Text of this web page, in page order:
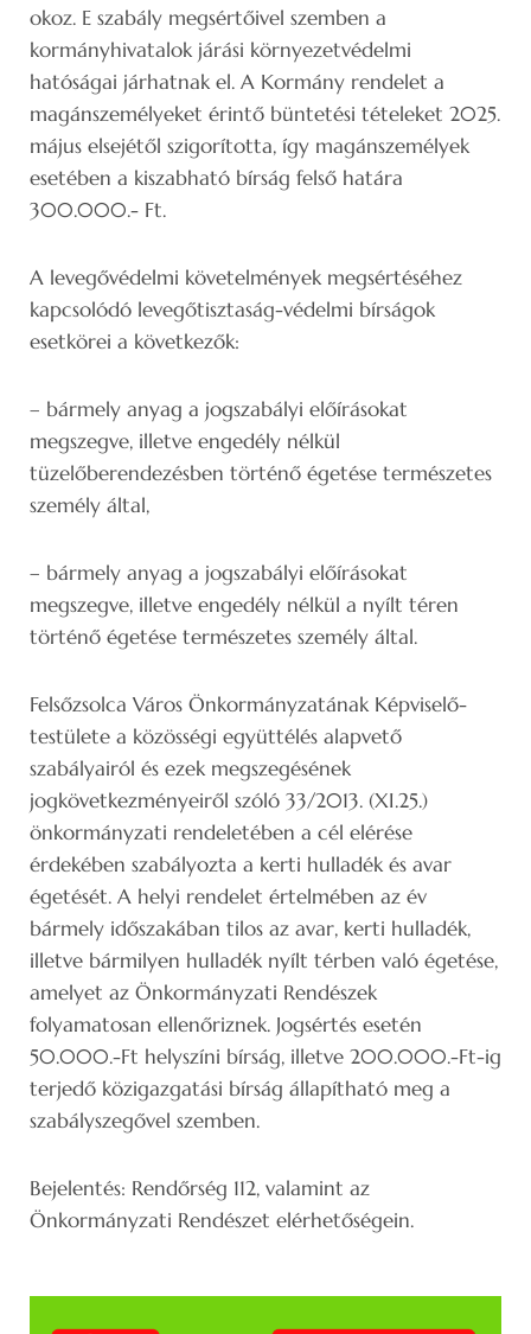
okoz. E szabály megsértőivel szemben a
kormányhivatalok járási környezetvédelmi
hatóságai járhatnak el. A Kormány rendelet a
magánszemélyeket érintő büntetési tételeket 2025.
május elsejétől szigorította, így magánszemélyek
esetében a kiszabható bírság felső határa
300.000.- Ft.
A levegővédelmi követelmények megsértéséhez
kapcsolódó levegőtisztaság-védelmi bírságok
esetkörei a következők:
– bármely anyag a jogszabályi előírásokat
megszegve, illetve engedély nélkül
tüzelőberendezésben történő égetése természetes
személy által,
– bármely anyag a jogszabályi előírásokat
megszegve, illetve engedély nélkül a nyílt téren
történő égetése természetes személy által.
Felsőzsolca Város Önkormányzatának Képviselő-
testülete a közösségi együttélés alapvető
szabályairól és ezek megszegésének
jogkövetkezményeiről szóló 33/2013. (XI.25.)
önkormányzati rendeletében a cél elérése
érdekében szabályozta a kerti hulladék és avar
égetését. A helyi rendelet értelmében az év
bármely időszakában tilos az avar, kerti hulladék,
illetve bármilyen hulladék nyílt térben való égetése,
amelyet az Önkormányzati Rendészek
folyamatosan ellenőriznek. Jogsértés esetén
50.000.-Ft helyszíni bírság, illetve 200.000.-Ft-ig
terjedő közigazgatási bírság állapítható meg a
szabályszegővel szemben.
Bejelentés: Rendőrség 112, valamint az
Önkormányzati Rendészet elérhetőségein.